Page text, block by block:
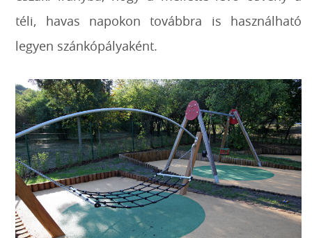
téli, havas napokon továbbra is használható
legyen szánkópályaként.